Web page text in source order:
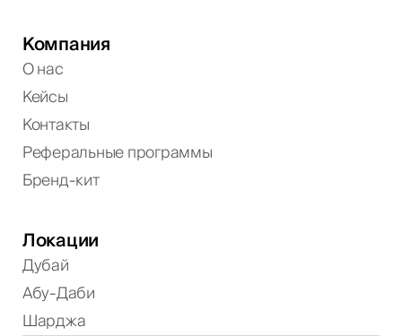
Компания
О нас
Кейсы
Контакты
Реферальные программы
Бренд-кит
Локации
Дубай
Абу-Даби
Шарджа